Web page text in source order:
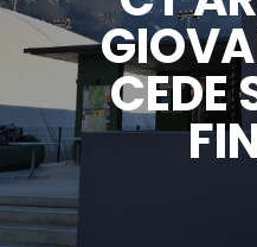
CEDE